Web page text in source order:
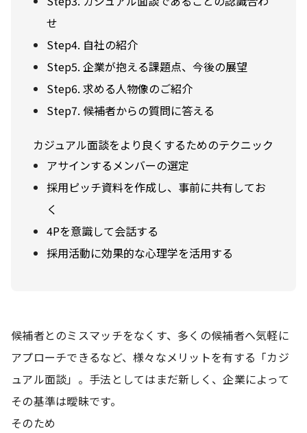
せ
Step4. 自社の紹介
Step5. 企業が抱える課題点、今後の展望
Step6. 求める人物像のご紹介
Step7. 候補者からの質問に答える
カジュアル面談をより良くするためのテクニック
アサインするメンバーの選定
採用ピッチ資料を作成し、事前に共有してお
く
4Pを意識して会話する
採用活動に効果的な心理学を活用する
候補者とのミスマッチをなくす、多くの候補者へ気軽に
アプローチできるなど、様々なメリットを有する「カジ
ュアル面談」。手法としてはまだ新しく、企業によって
その基準は曖昧です。
そのため